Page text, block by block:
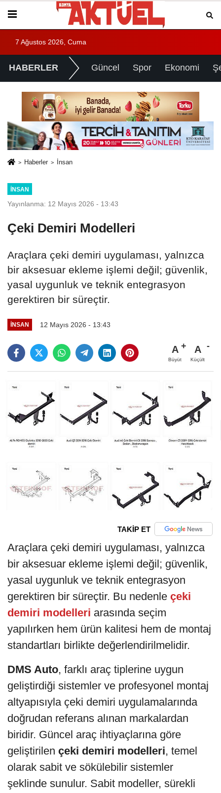
7 Ağustos 2026, Cuma
HABERLER Güncel Spor Ekonomi
Haberler İnsan
İNSAN
Yayınlanma: 12 Mayıs 2026 - 13:43
Çeki Demiri Modelleri
Araçlara çeki demiri uygulaması, yalnızca
bir aksesuar ekleme işlemi değil; güvenlik,
yasal uygunluk ve teknik entegrasyon
gerektiren bir süreçtir.
İNSAN 12 Mayıs 2026 - 13:43
A
Büyüt
A
Küçült
TAKİP ET
Araçlara çeki demiri uygulaması, yalnızca
bir aksesuar ekleme işlemi değil; güvenlik,
yasal uygunluk ve teknik entegrasyon
gerektiren bir süreçtir. Bu nedenle çeki
demiri modelleri arasında seçim
yapılırken hem ürün kalitesi hem de montaj
standartları birlikte değerlendirilmelidir.
DMS Auto, farklı araç tiplerine uygun
geliştirdiği sistemler ve profesyonel montaj
altyapısıyla çeki demiri uygulamalarında
doğrudan referans alınan markalardan
biridir. Güncel araç ihtiyaçlarına göre
geliştirilen çeki demiri modelleri, temel
olarak sabit ve sökülebilir sistemler
şeklinde sunulur. Sabit modeller, sürekli